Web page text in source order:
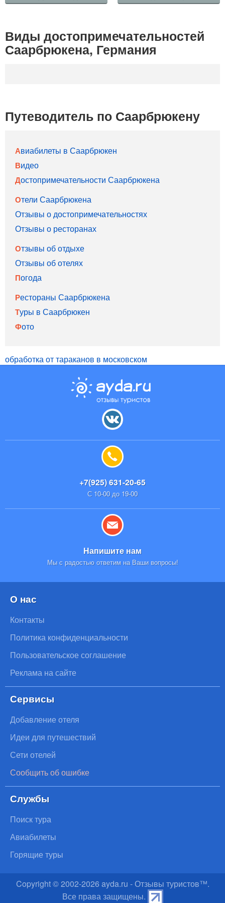
Виды достопримечательностей
Саарбрюкена, Германия
Путеводитель по Саарбрюкену
Авиабилеты в Саарбрюкен
Видео
Достопримечательности Саарбрюкена
Отели Саарбрюкена
Отзывы о достопримечательностях
Отзывы о ресторанах
Отзывы об отдыхе
Отзывы об отелях
Погода
Рестораны Саарбрюкена
Туры в Саарбрюкен
Фото
обработка от тараканов в московском
+7(925) 631-20-65
С 10-00 до 19-00
Напишите нам
Мы с радостью ответим на Ваши вопросы!
О нас
Контакты
Политика конфиденциальности
Пользовательское соглашение
Реклама на сайте
Сервисы
Добавление отеля
Идеи для путешествий
Сети отелей
Сообщить об ошибке
Службы
Поиск тура
Авиабилеты
Горящие туры
Copyright © 2002-2026 ayda.ru - Отзывы туристов™.
Все права защищены.